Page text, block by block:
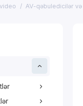
AV-qəbuledicilər